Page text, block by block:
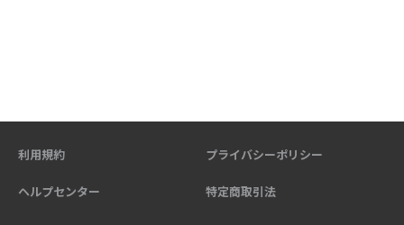
利用規約 プライバシーポリシー
ヘルプセンター 特定商取引法